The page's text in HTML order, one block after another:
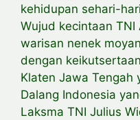
kehidupan sehari-
Wujud kecintaan
warisan nenek
dengan
Klaten Jawa Tengah
Dalang Indonesia
Laksma TNI Julius